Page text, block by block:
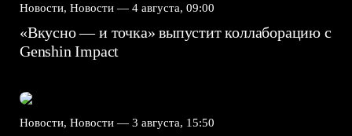
Новости, Новости — 4 августа, 09:00
«Вкусно — и точка» выпустит коллаборацию с
Genshin Impact⁠⁠
Новости, Новости — 3 августа, 15:50